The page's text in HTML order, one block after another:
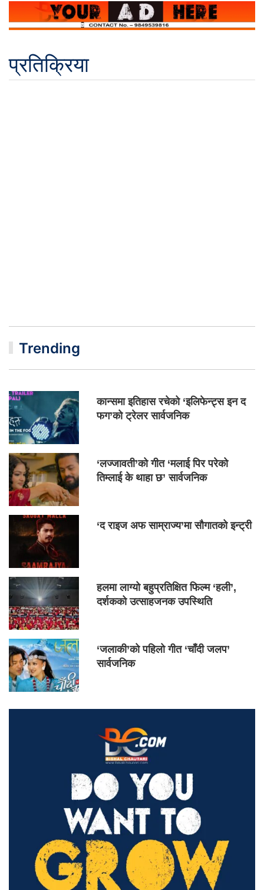
प्रतिक्रिया
Trending
कान्समा इतिहास रचेको ‘इलिफेन्ट्स इन द
फग’को ट्रेलर सार्वजनिक
‘लज्जावती’को गीत ‘मलाई पिर परेको
तिम्लाई के थाहा छ’ सार्वजनिक
‘द राइज अफ साम्राज्य’मा सौगातको इन्ट्री
हलमा लाग्यो बहुप्रतिक्षित फिल्म ‘हली’,
दर्शकको उत्साहजनक उपस्थिति
‘जलाकी’को पहिलो गीत ‘चाँदी जलप’
सार्वजनिक